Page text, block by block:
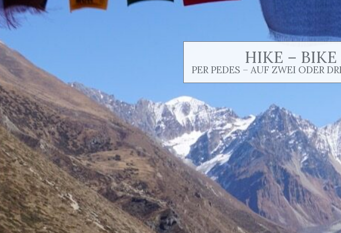
HIKE – BIKE
PER PEDES – AUF ZWEI ODER